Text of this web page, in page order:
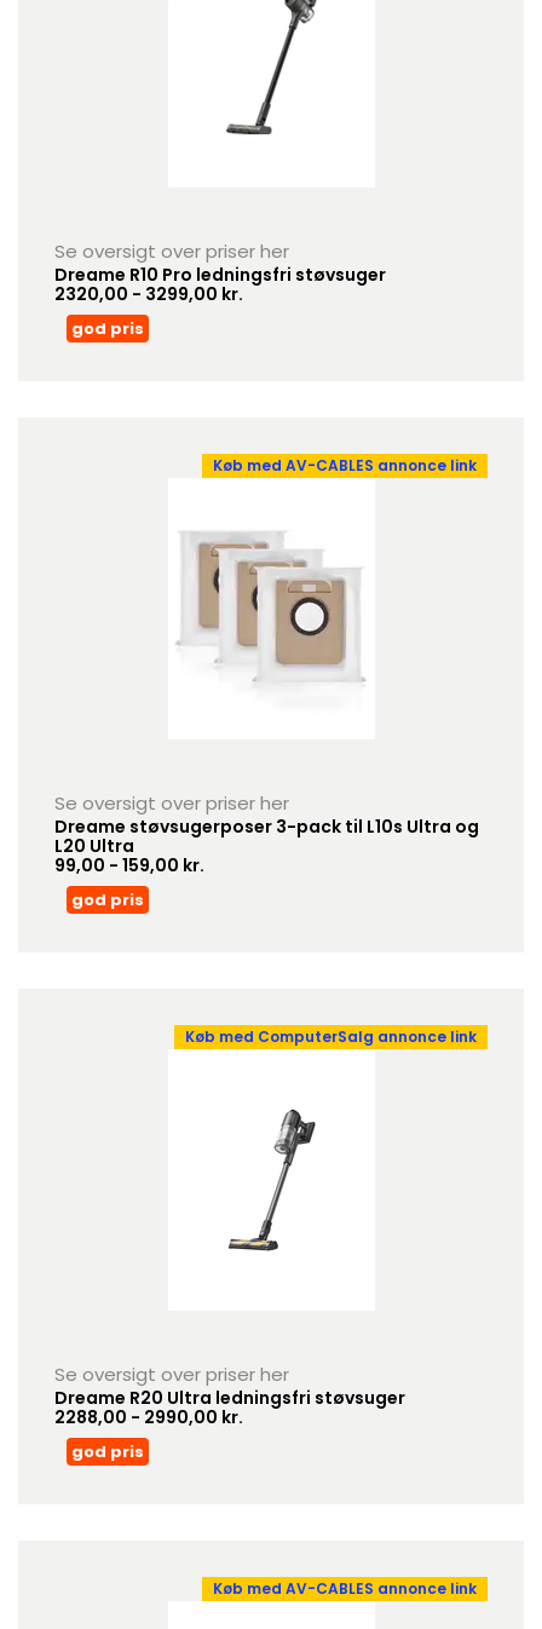
Se oversigt over priser her
Dreame R10 Pro ledningsfri støvsuger
2320,00 - 3299,00 kr.
god pris
Køb med AV-CABLES annonce link
Se oversigt over priser her
Dreame støvsugerposer 3-pack til L10s Ultra og
L20 Ultra
99,00 - 159,00 kr.
god pris
Køb med ComputerSalg annonce link
Se oversigt over priser her
Dreame R20 Ultra ledningsfri støvsuger
2288,00 - 2990,00 kr.
god pris
Køb med AV-CABLES annonce link